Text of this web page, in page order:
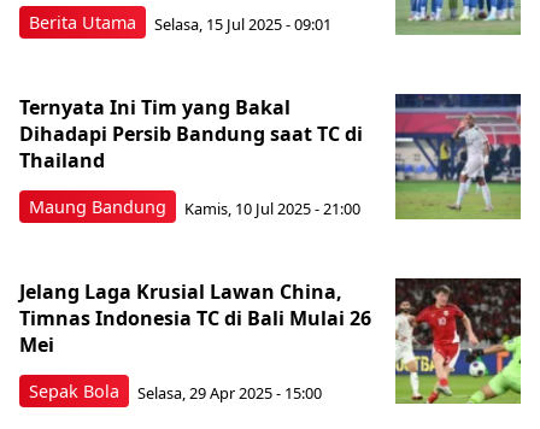
Berita Utama Selasa, 15 Jul 2025 - 09:01
Maung Bandung
Ternyata Ini Tim yang Bakal
Dihadapi Persib Bandung saat TC di
Thailand
Kamis, 10 Jul 2025 - 21:00
Sepak Bola
Jelang Laga Krusial Lawan China,
Timnas Indonesia TC di Bali Mulai 26
Mei
Selasa, 29 Apr 2025 - 15:00